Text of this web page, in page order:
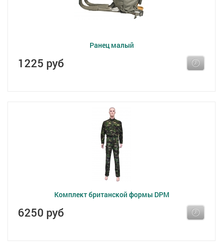
Ранец малый
1225 руб
Комплект британской формы DPM
6250 руб